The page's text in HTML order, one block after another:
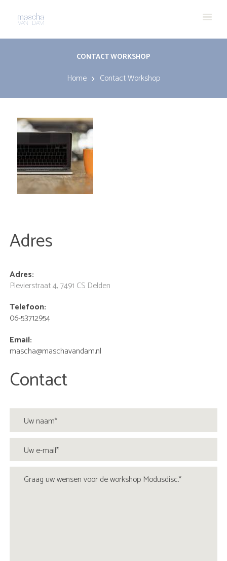
CONTACT WORKSHOP
Home Contact Workshop
Adres
Adres:
Plevierstraat 4, 7491 CS Delden
Telefoon:
06-53712954
Email:
mascha@maschavandam.nl
Contact